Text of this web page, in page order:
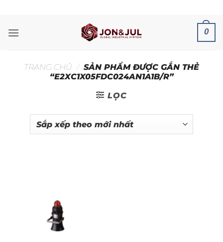
nội
0
TRANG CHỦ / SẢN PHẨM ĐƯỢC GẮN THẺ
“E2XC1X05FDC024AN1A1B/R”
LỌC